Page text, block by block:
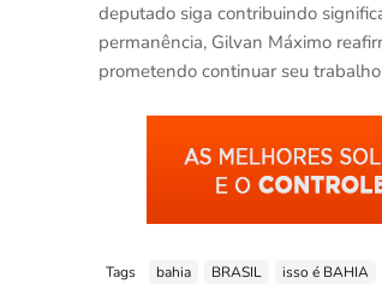
deputado siga contribuindo
permanência, Gilvan Máximo
prometendo continuar seu
Tags bahia BRASIL isso é BAHIA